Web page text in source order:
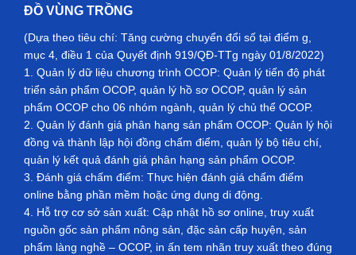
ĐỒ VÙNG TRỒNG
(Dựa theo tiêu chí: Tăng cường chuyển đổi số tại điểm g,
mục 4, điều 1 của Quyết định 919/QĐ-TTg ngày 01/8/2022)
1. Quản lý dữ liệu chương trình OCOP: Quản lý tiến độ phát
triển sản phẩm OCOP, quản lý hồ sơ OCOP, quản lý sản
phẩm OCOP cho 06 nhóm ngành, quản lý chủ thể OCOP.
2. Quản lý đánh giá phân hạng sản phẩm OCOP: Quản lý hội
đồng và thành lập hội đồng chấm điểm, quản lý bộ tiêu chí,
quản lý kết quả đánh giá phân hạng sản phẩm OCOP.
3. Đánh giá chấm điểm: Thực hiện đánh giá chấm điểm
online bằng phần mềm hoặc ứng dụng di động.
4. Hỗ trợ cơ sở sản xuất: Cập nhật hồ sơ online, truy xuất
nguồn gốc sản phẩm nông sản, đặc sản cấp huyện, sản
phẩm làng nghề – OCOP, in ấn tem nhãn truy xuất theo đúng